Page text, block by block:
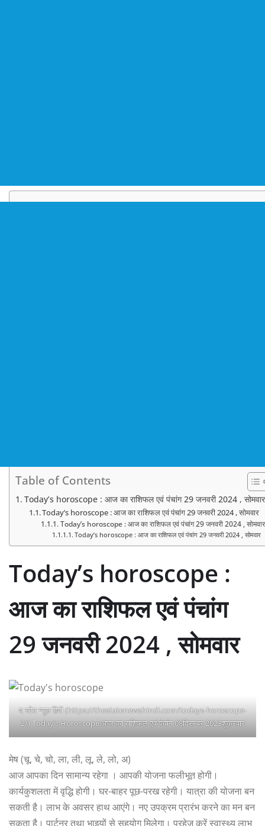
Table of Contents
Today’s horoscope : आज का राशिफल एवं पंचांग 29 जनवरी 2024 , सोमवार
Today’s horoscope : आज का राशिफल एवं पंचांग 29 जनवरी 2024 , सोमवार
Today’s horoscope : आज का राशिफल एवं पंचांग 29 जनवरी 2024 , सोमवार
Today’s horoscope : आज का राशिफल एवं पंचांग 29 जनवरी 2024 , सोमवार
Today’s horoscope :
आज का राशिफल एवं पंचांग
29 जनवरी 2024 , सोमवार
द स्टेट न्यूज़ हिंदी (https://thestatenewshindi.com/todays-horoscope-
2/) Today’s Horoscope:आज का राशिफल एवं पंचांग 08दिसम्बर 2023शुक्रवार
मेष (चू, चे, चो, ला, ली, लू, ले, लो, अ)
आज आपका दिन सामान्य रहेगा । आपकी योजना फलीभूत होगी।
कार्यकुशलता में वृद्धि होगी। घर-बाहर पूछ-परख रहेगी। यात्रा की योजना बन
सकती है। लाभ के अवसर हाथ आएंगे। नए उपक्रम प्रारंभ करने का मन बन
सकता है। पार्टनर तथा भाइयों से सहयोग मिलेगा। परहेज करें स्वास्थ्य लाभ